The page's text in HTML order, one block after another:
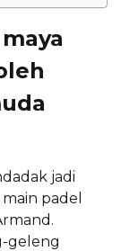
jadi
padel
geleng